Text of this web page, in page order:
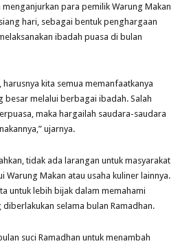
menganjurkan para pemilik Warung Makan
hari, sebagai bentuk penghargaan
ibadah puasa di bulan
kita semua memanfaatkanya
besar melalui berbagai ibadah. Salah
maka hargailah saudara-saudara
ujarnya.
tidak ada larangan untuk masyarakat
Warung Makan atau usaha kuliner lainnya.
untuk lebih bijak dalam memahami
selama bulan Ramadhan.
suci Ramadhan untuk menambah